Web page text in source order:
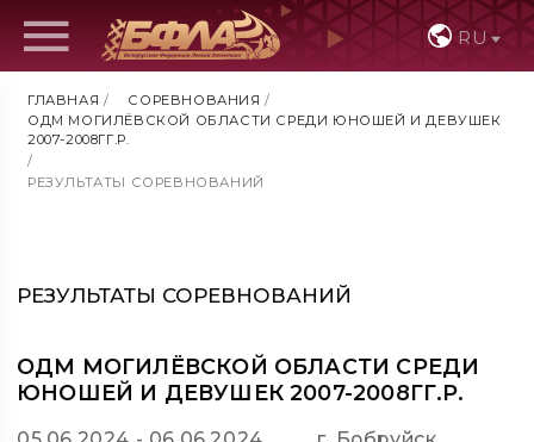
RU
ГЛАВНАЯ / СОРЕВНОВАНИЯ /
ОДМ МОГИЛЁВСКОЙ ОБЛАСТИ СРЕДИ ЮНОШЕЙ И ДЕВУШЕК
2007-2008ГГ.Р.
/
РЕЗУЛЬТАТЫ СОРЕВНОВАНИЙ
РЕЗУЛЬТАТЫ СОРЕВНОВАНИЙ
ОДМ МОГИЛЁВСКОЙ ОБЛАСТИ СРЕДИ
ЮНОШЕЙ И ДЕВУШЕК 2007-2008ГГ.Р.